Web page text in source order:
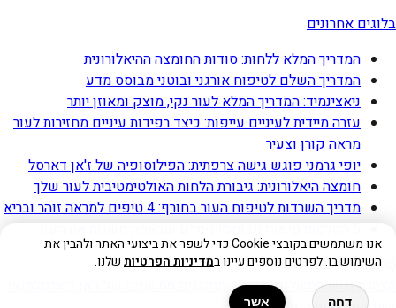
בלוגים אחרונים
המדריך המלא ללחות: סודות החומצה ההיאלורונית
המדריך השלם לטיפוח אורגני ובוטני מבוסס מדע
ניאצינמיד: המדריך המלא לעור נקי, מוצק ומאוזן יותר
עזרה מיידית לעיניים עייפות: כיצד רפידות עיניים מחזירות לעור
מראה קורן וצעיר
יופי גרמני פוגש גישה צרפתית: הפילוסופיה של ז'אן דארסל
חומצה היאלורונית: גיבורת הלחות האולטימטיבית לעור שלך
מדריך השרדות לטיפוח העור בחורף: 4 טיפים למראה זוהר ובריא
הצהרת נגישות תשלום ידניאודות
אנו משתמשים בקובצי Cookie כדי לשפר את ביצועי האתר ולהבין את
השימוש בו. לפרטים נוספים עיינו במדיניות הפרטיותשלנו.
דחה אשר